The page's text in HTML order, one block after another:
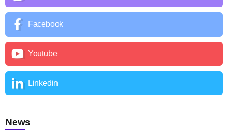
Facebook
Youtube
Linkedin
News